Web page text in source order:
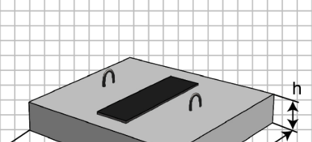
для физических лиц +7 965 734 7653
для юридических лиц +7 965 734 7652